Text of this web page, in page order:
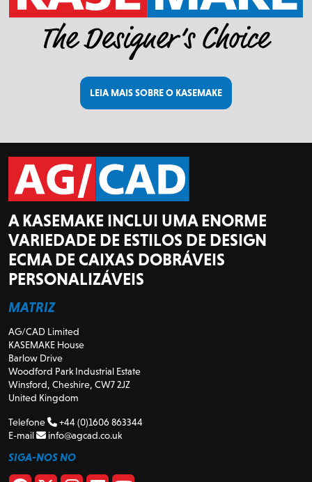
LEIA MAIS SOBRE O KASEMAKE
A KASEMAKE INCLUI UMA ENORME
VARIEDADE DE ESTILOS DE DESIGN
ECMA DE CAIXAS DOBRÁVEIS
PERSONALIZÁVEIS
MATRIZ
AG/CAD Limited
KASEMAKE House
Barlow Drive
Woodford Park Industrial Estate
Winsford, Cheshire, CW7 2JZ
United Kingdom
Telefone
+44 (0)1606 863344
E-mail
info@agcad.co.uk
SIGA-NOS NO